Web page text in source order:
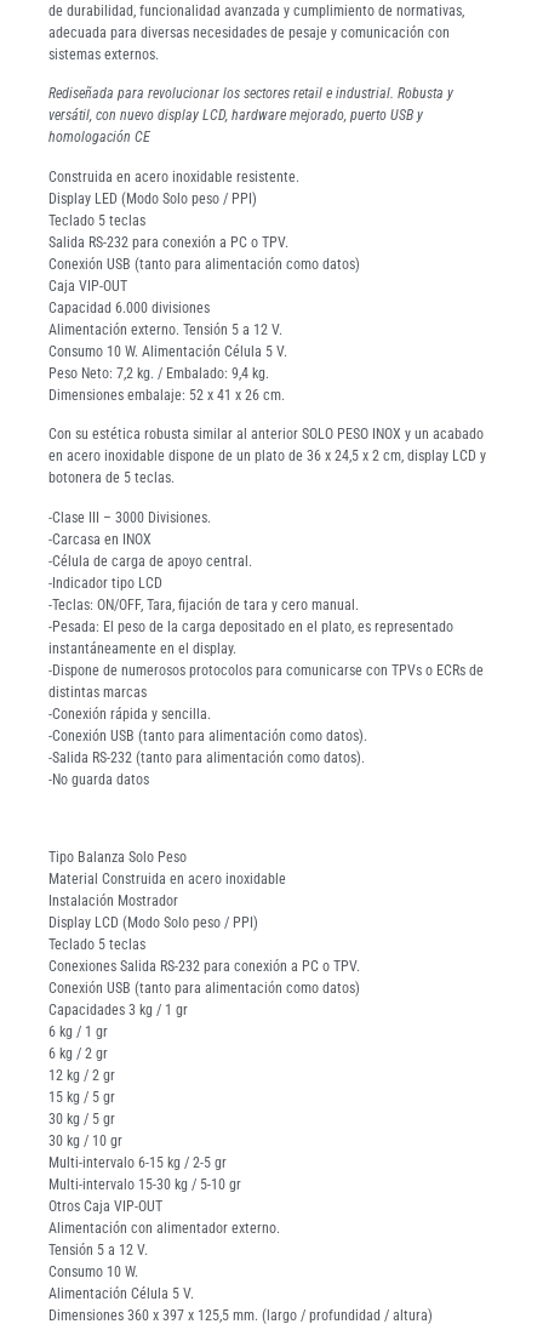
de durabilidad, funcionalidad avanzada y cumplimiento de normativas,
adecuada para diversas necesidades de pesaje y comunicación con
sistemas externos.
Rediseñada para revolucionar los sectores retail e industrial. Robusta y
versátil, con nuevo display LCD, hardware mejorado, puerto USB y
homologación CE
Construida en acero inoxidable resistente.
Display LED (Modo Solo peso / PPI)
Teclado 5 teclas
Salida RS-232 para conexión a PC o TPV.
Conexión USB (tanto para alimentación como datos)
Caja VIP-OUT
Capacidad 6.000 divisiones
Alimentación externo. Tensión 5 a 12 V.
Consumo 10 W. Alimentación Célula 5 V.
Peso Neto: 7,2 kg. / Embalado: 9,4 kg.
Dimensiones embalaje: 52 x 41 x 26 cm.
Con su estética robusta similar al anterior SOLO PESO INOX y un acabado
en acero inoxidable dispone de un plato de 36 x 24,5 x 2 cm, display LCD y
botonera de 5 teclas.
-Clase III – 3000 Divisiones.
-Carcasa en INOX
-Célula de carga de apoyo central.
-Indicador tipo LCD
-Teclas: ON/OFF, Tara, fijación de tara y cero manual.
-Pesada: El peso de la carga depositado en el plato, es representado
instantáneamente en el display.
-Dispone de numerosos protocolos para comunicarse con TPVs o ECRs de
distintas marcas
-Conexión rápida y sencilla.
-Conexión USB (tanto para alimentación como datos).
-Salida RS-232 (tanto para alimentación como datos).
-No guarda datos
Tipo Balanza Solo Peso
Material Construida en acero inoxidable
Instalación Mostrador
Display LCD (Modo Solo peso / PPI)
Teclado 5 teclas
Conexiones Salida RS-232 para conexión a PC o TPV.
Conexión USB (tanto para alimentación como datos)
Capacidades 3 kg / 1 gr
6 kg / 1 gr
6 kg / 2 gr
12 kg / 2 gr
15 kg / 5 gr
30 kg / 5 gr
30 kg / 10 gr
Multi-intervalo 6-15 kg / 2-5 gr
Multi-intervalo 15-30 kg / 5-10 gr
Otros Caja VIP-OUT
Alimentación con alimentador externo.
Tensión 5 a 12 V.
Consumo 10 W.
Alimentación Célula 5 V.
Dimensiones 360 x 397 x 125,5 mm. (largo / profundidad / altura)